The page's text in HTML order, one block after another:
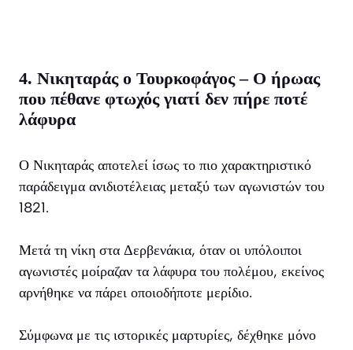
4. Νικηταράς ο Τουρκοφάγος – Ο ήρωας
που πέθανε φτωχός γιατί δεν πήρε ποτέ
λάφυρα
Ο Νικηταράς αποτελεί ίσως το πιο χαρακτηριστικό
παράδειγμα ανιδιοτέλειας μεταξύ των αγωνιστών του
1821.
Μετά τη νίκη στα Δερβενάκια, όταν οι υπόλοιποι
αγωνιστές μοίραζαν τα λάφυρα του πολέμου, εκείνος
αρνήθηκε να πάρει οποιοδήποτε μερίδιο.
Σύμφωνα με τις ιστορικές μαρτυρίες, δέχθηκε μόνο